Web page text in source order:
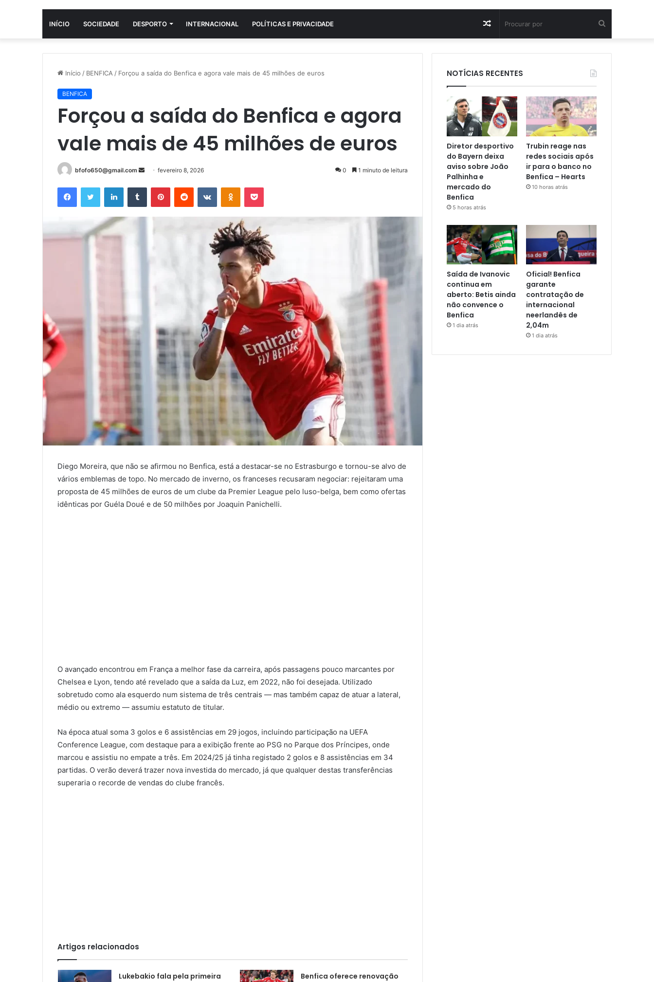
INÍCIO SOCIEDADE DESPORTO INTERNACIONAL POLÍTICAS E PRIVACIDADE
por
Artigo
aleatório
Início / BENFICA / Forçou a saída do Benfica e agora vale mais de 45 milhões de euros
BENFICA
Forçou a saída do Benfica e agora
vale mais de 45 milhões de euros
bfofo650@gmail.com
Mande
mail
fevereiro 8, 2026 0 1 minuto de leitura
FacebookTwitter LinkedinTumblr PinterestReddit VK OK Pocket
Diego Moreira, que não se afirmou no Benfica, está a destacar-se no Estrasburgo e tornou-se alvo de
vários emblemas de topo. No mercado de inverno, os franceses recusaram negociar: rejeitaram uma
proposta de 45 milhões de euros de um clube da Premier League pelo luso-belga, bem como ofertas
idênticas por Guéla Doué e de 50 milhões por Joaquin Panichelli.
O avançado encontrou em França a melhor fase da carreira, após passagens pouco marcantes por
Chelsea e Lyon, tendo até revelado que a saída da Luz, em 2022, não foi desejada. Utilizado
sobretudo como ala esquerdo num sistema de três centrais — mas também capaz de atuar a lateral,
médio ou extremo — assumiu estatuto de titular.
Na época atual soma 3 golos e 6 assistências em 29 jogos, incluindo participação na UEFA
Conference League, com destaque para a exibição frente ao PSG no Parque dos Príncipes, onde
marcou e assistiu no empate a três. Em 2024/25 já tinha registado 2 golos e 8 assistências em 34
partidas. O verão deverá trazer nova investida do mercado, já que qualquer destas transferências
superaria o recorde de vendas do clube francês.
Artigos relacionados
Lukebakio fala pela primeira
Benfica oferece renovação
NOTÍCIAS RECENTES
Diretor desportivo
do Bayern deixa
aviso sobre João
Palhinha e
mercado do
Benfica
5 horas atrás
Trubin reage nas
redes sociais após
ir para o banco no
Benfica – Hearts
10 horas atrás
Saída de Ivanovic
continua em
aberto: Betis ainda
não convence o
Benfica
1 dia atrás
Oficial! Benfica
garante
contratação de
internacional
neerlandês de
2,04m
1 dia atrás